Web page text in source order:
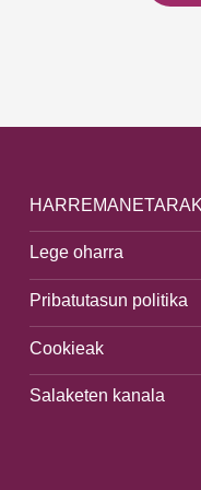
Lege oharra
Pribatutasun politika
Cookieak
Salaketen kanala